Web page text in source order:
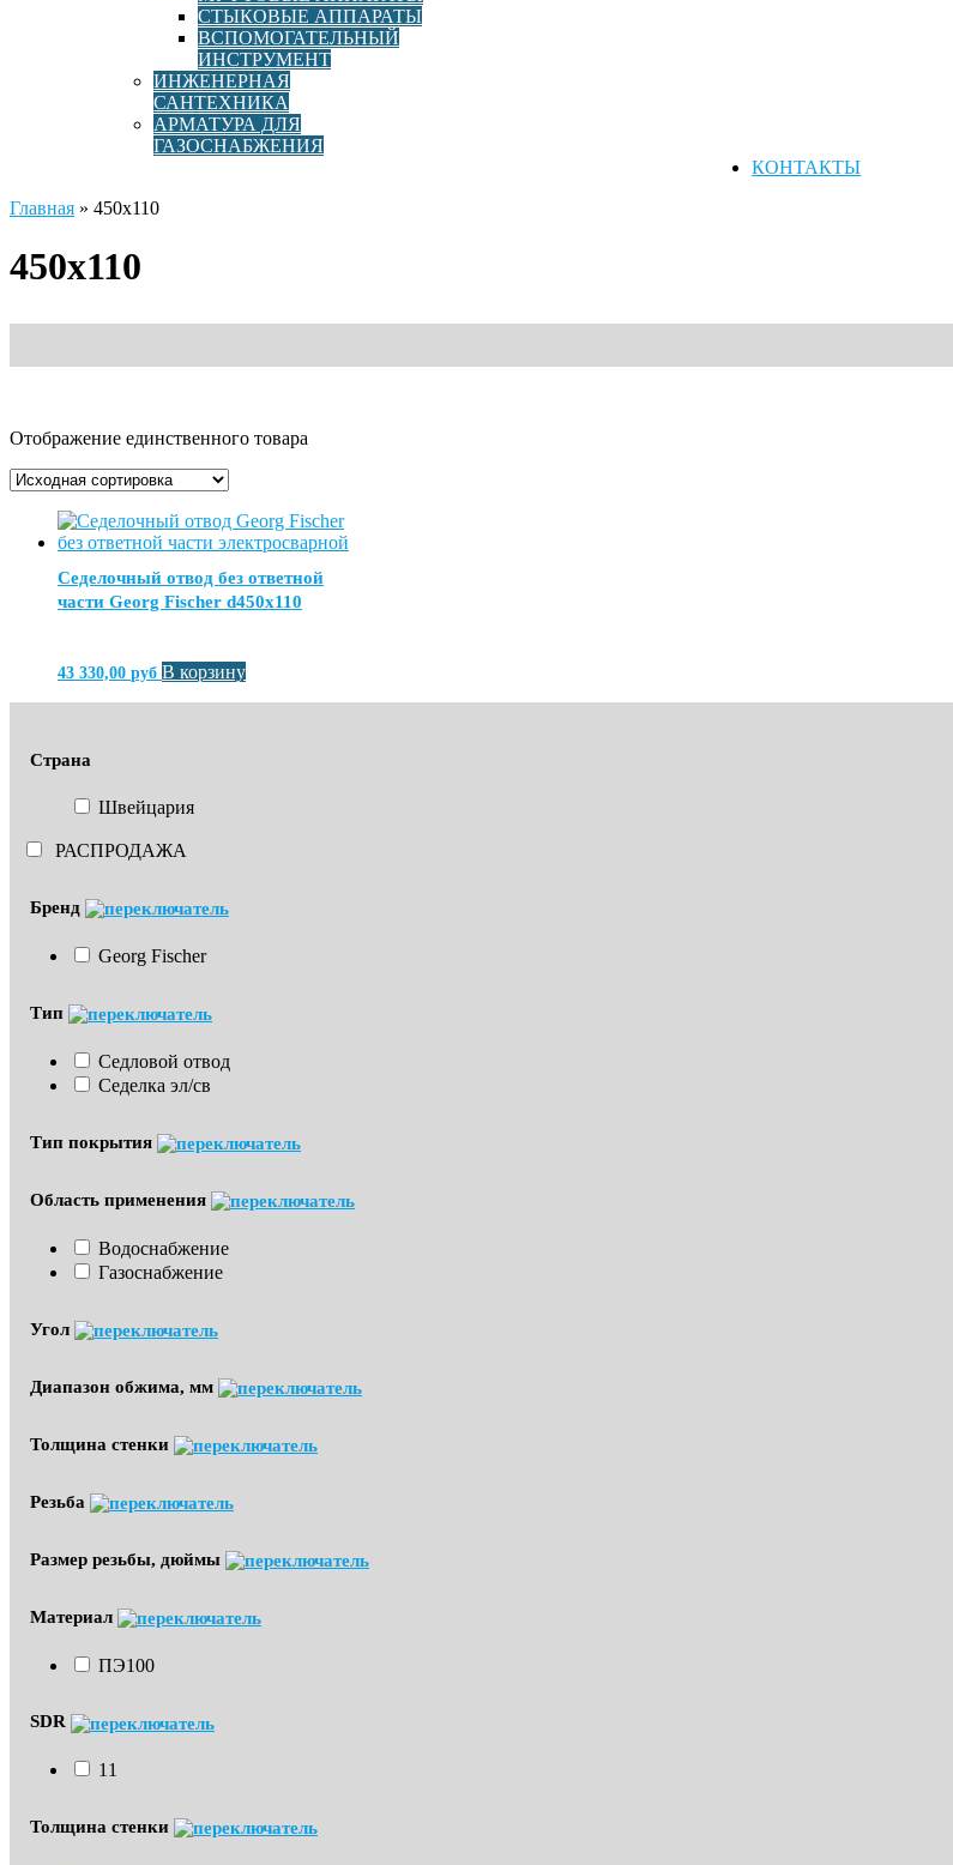
СТЫКОВЫЕ АППАРАТЫ
ВСПОМОГАТЕЛЬНЫЙ
ИНСТРУМЕНТ
ИНЖЕНЕРНАЯ
САНТЕХНИКА
АРМАТУРА ДЛЯ
ГАЗОСНАБЖЕНИЯ
КОНТАКТЫ
Главная » 450х110
450х110
Отображение единственного товара
Седелочный отвод без ответной
части Georg Fischer d450х110
43 330,00 руб В корзину
Страна
Швейцария
РАСПРОДАЖА
Бренд
Georg Fischer
Тип
Седловой отвод
Седелка эл/св
Тип покрытия
Область применения
Водоснабжение
Газоснабжение
Угол
Диапазон обжима, мм
Толщина стенки
Резьба
Размер резьбы, дюймы
Материал
ПЭ100
SDR
11
Толщина стенки